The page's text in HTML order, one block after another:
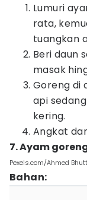
Lumuri
rata,
tuangkan
Beri daun
masak
Goreng di
api
kering.
Angkat
7. Ayam
Pexels.com/Ahmed
Bahan: